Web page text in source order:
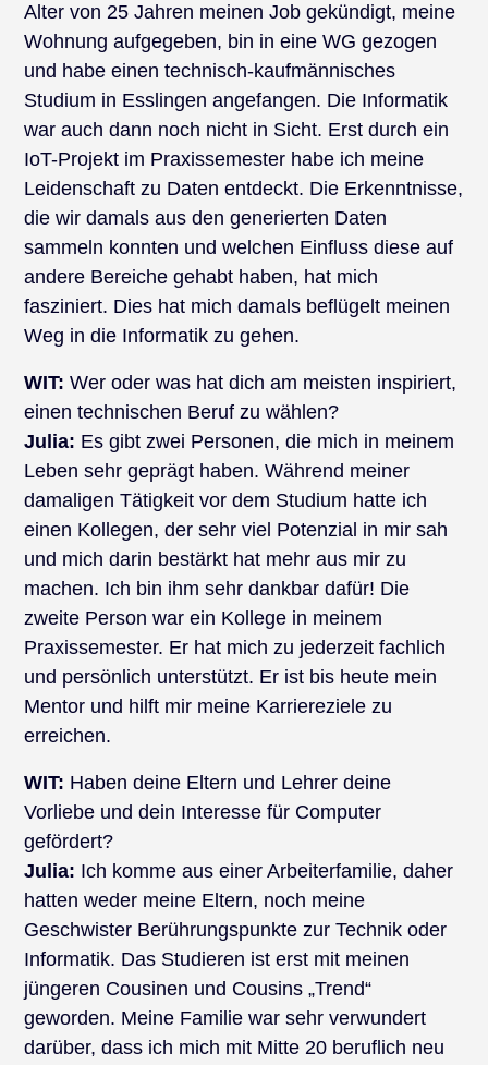
Alter von 25 Jahren meinen Job gekündigt, meine
Wohnung aufgegeben, bin in eine WG gezogen
und habe einen technisch-kaufmännisches
Studium in Esslingen angefangen. Die Informatik
war auch dann noch nicht in Sicht. Erst durch ein
IoT-Projekt im Praxissemester habe ich meine
Leidenschaft zu Daten entdeckt. Die Erkenntnisse,
die wir damals aus den generierten Daten
sammeln konnten und welchen Einfluss diese auf
andere Bereiche gehabt haben, hat mich
fasziniert. Dies hat mich damals beflügelt meinen
Weg in die Informatik zu gehen.
WIT: Wer oder was hat dich am meisten inspiriert,
einen technischen Beruf zu wählen?
Julia: Es gibt zwei Personen, die mich in meinem
Leben sehr geprägt haben. Während meiner
damaligen Tätigkeit vor dem Studium hatte ich
einen Kollegen, der sehr viel Potenzial in mir sah
und mich darin bestärkt hat mehr aus mir zu
machen. Ich bin ihm sehr dankbar dafür! Die
zweite Person war ein Kollege in meinem
Praxissemester. Er hat mich zu jederzeit fachlich
und persönlich unterstützt. Er ist bis heute mein
Mentor und hilft mir meine Karriereziele zu
erreichen.
WIT: Haben deine Eltern und Lehrer deine
Vorliebe und dein Interesse für Computer
gefördert?
Julia: Ich komme aus einer Arbeiterfamilie, daher
hatten weder meine Eltern, noch meine
Geschwister Berührungspunkte zur Technik oder
Informatik. Das Studieren ist erst mit meinen
jüngeren Cousinen und Cousins „Trend“
geworden. Meine Familie war sehr verwundert
darüber, dass ich mich mit Mitte 20 beruflich neu